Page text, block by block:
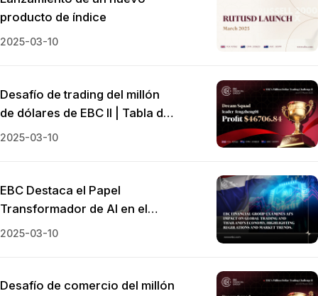
2025-03-10
producto de índice
2025-03-10
Desafío de trading del millón
de dólares de EBC II | Tabla de
clasificación de volatilidad
2025-03-10
EBC Destaca el Papel
Transformador de AI en el
Trading Global y el Paisaje
Desafío de comercio del millón